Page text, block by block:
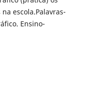
escola.Palavras-
Ensino-